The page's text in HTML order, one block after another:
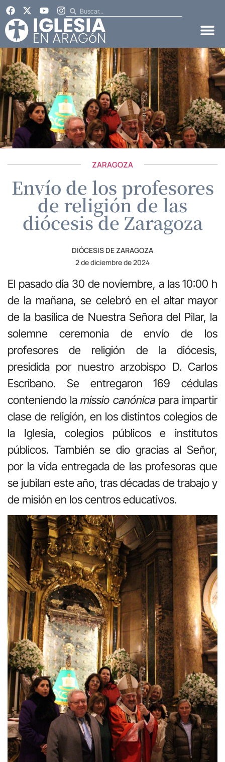
ZARAGOZA
Envío de los profesores
de religión de las
diócesis de Zaragoza
DIÓCESIS DE ZARAGOZA
2 de diciembre de 2024
El pasado día 30 de noviembre, a las 10:00 h
de la mañana, se celebró en el altar mayor
de la basílica de Nuestra Señora del Pilar, la
solemne ceremonia de envío de los
profesores de religión de la diócesis,
presidida por nuestro arzobispo D. Carlos
Escribano. Se entregaron 169 cédulas
conteniendo lamissio canónicapara impartir
clase de religión, en los distintos colegios de
la Iglesia, colegios públicos e institutos
públicos. También se dio gracias al Señor,
por la vida entregada de las profesoras que
se jubilan este año, tras décadas de trabajo y
de misión en los centros educativos.